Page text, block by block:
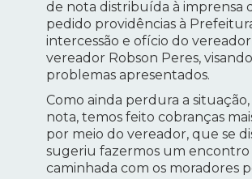
de nota distribuída à imprensa
pedido providências à
intercessão e ofício do
vereador Robson Peres,
problemas apresentados.
Como ainda perdura a
nota, temos feito cobranças
por meio do vereador, que se
sugeriu fazermos um encontro
caminhada com os moradores